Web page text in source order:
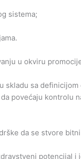
sistema;
u okviru
skladu sa
povećaju kontrolu
da se stvore
potencijal